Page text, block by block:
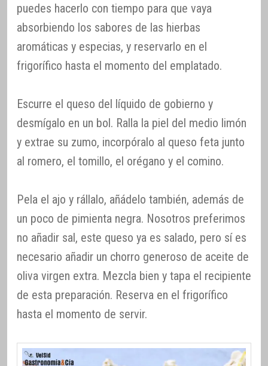
puedes hacerlo con tiempo para que vaya
absorbiendo los sabores de las hierbas
aromáticas y especias, y reservarlo en el
frigorífico hasta el momento del emplatado.
Escurre el queso del líquido de gobierno y
desmígalo en un bol. Ralla la piel del medio limón
y extrae su zumo, incorpóralo al queso feta junto
al romero, el tomillo, el orégano y el comino.
Pela el ajo y rállalo, añádelo también, además de
un poco de pimienta negra. Nosotros preferimos
no añadir sal, este queso ya es salado, pero sí es
necesario añadir un chorro generoso de aceite de
oliva virgen extra. Mezcla bien y tapa el recipiente
de esta preparación. Reserva en el frigorífico
hasta el momento de servir.